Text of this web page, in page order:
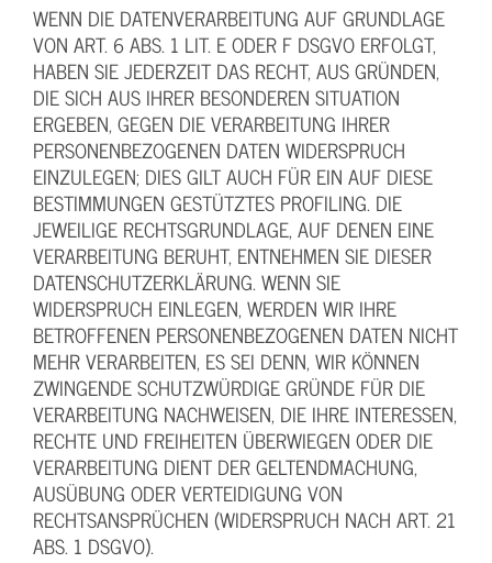
WENN DIE DATENVERARBEITUNG AUF GRUNDLAGE
VON ART. 6 ABS. 1 LIT. E ODER F DSGVO ERFOLGT,
HABEN SIE JEDERZEIT DAS RECHT, AUS GRÜNDEN,
DIE SICH AUS IHRER BESONDEREN SITUATION
ERGEBEN, GEGEN DIE VERARBEITUNG IHRER
PERSONENBEZOGENEN DATEN WIDERSPRUCH
EINZULEGEN; DIES GILT AUCH FÜR EIN AUF DIESE
BESTIMMUNGEN GESTÜTZTES PROFILING. DIE
JEWEILIGE RECHTSGRUNDLAGE, AUF DENEN EINE
VERARBEITUNG BERUHT, ENTNEHMEN SIE DIESER
DATENSCHUTZERKLÄRUNG. WENN SIE
WIDERSPRUCH EINLEGEN, WERDEN WIR IHRE
BETROFFENEN PERSONENBEZOGENEN DATEN NICHT
MEHR VERARBEITEN, ES SEI DENN, WIR KÖNNEN
ZWINGENDE SCHUTZWÜRDIGE GRÜNDE FÜR DIE
VERARBEITUNG NACHWEISEN, DIE IHRE INTERESSEN,
RECHTE UND FREIHEITEN ÜBERWIEGEN ODER DIE
VERARBEITUNG DIENT DER GELTENDMACHUNG,
AUSÜBUNG ODER VERTEIDIGUNG VON
RECHTSANSPRÜCHEN (WIDERSPRUCH NACH ART. 21
ABS. 1 DSGVO).